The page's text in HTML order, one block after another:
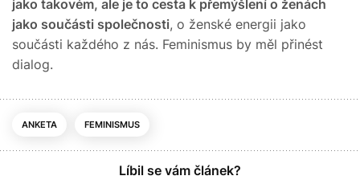
jako takovém, ale je to cesta k přemýšlení o ženách
jako součásti společnosti, o ženské energii jako
součásti každého z nás. Feminismus by měl přinést
dialog.
ANKETA FEMINISMUS
Líbil se vám článek?